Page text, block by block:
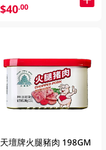
$40.00
天壇牌火腿豬肉 198GM